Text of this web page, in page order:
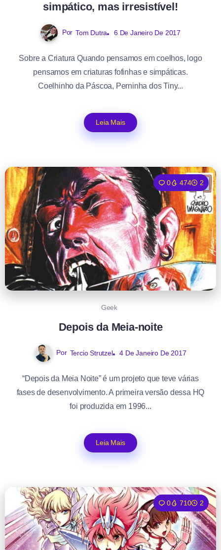
simpático, mas irresistível!
Por Tom Dutra 6 De Janeiro De 2017
Sobre a Criatura Quando pensamos em coelhos, logo
pensamos em criaturas fofinhas e simpáticas.
Coelhinho da Páscoa, Perninha dos Tiny...
Leia Mais
0 474 2
Geek
Depois da Meia-noite
Por Tercio Strutzel 4 De Janeiro De 2017
“Depois da Meia Noite” é um projeto que teve várias
fases de desenvolvimento. A primeira versão dessa HQ
foi produzida em 1996...
Leia Mais
0 710 2